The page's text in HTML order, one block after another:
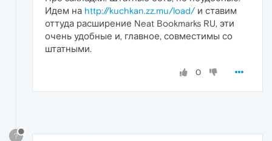
Идем на http://kuchkan.zz.mu/load/и ставим
оттуда расширение Neat Bookmarks RU, эти
очень удобные и, главное, совместимы со
штатными.
0
?